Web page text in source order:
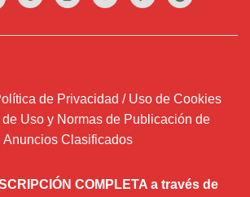
de Privacidad / Uso de Cookies
Uso y Normas de Publicación de
Anuncios Clasificados
COMPLETA a través de